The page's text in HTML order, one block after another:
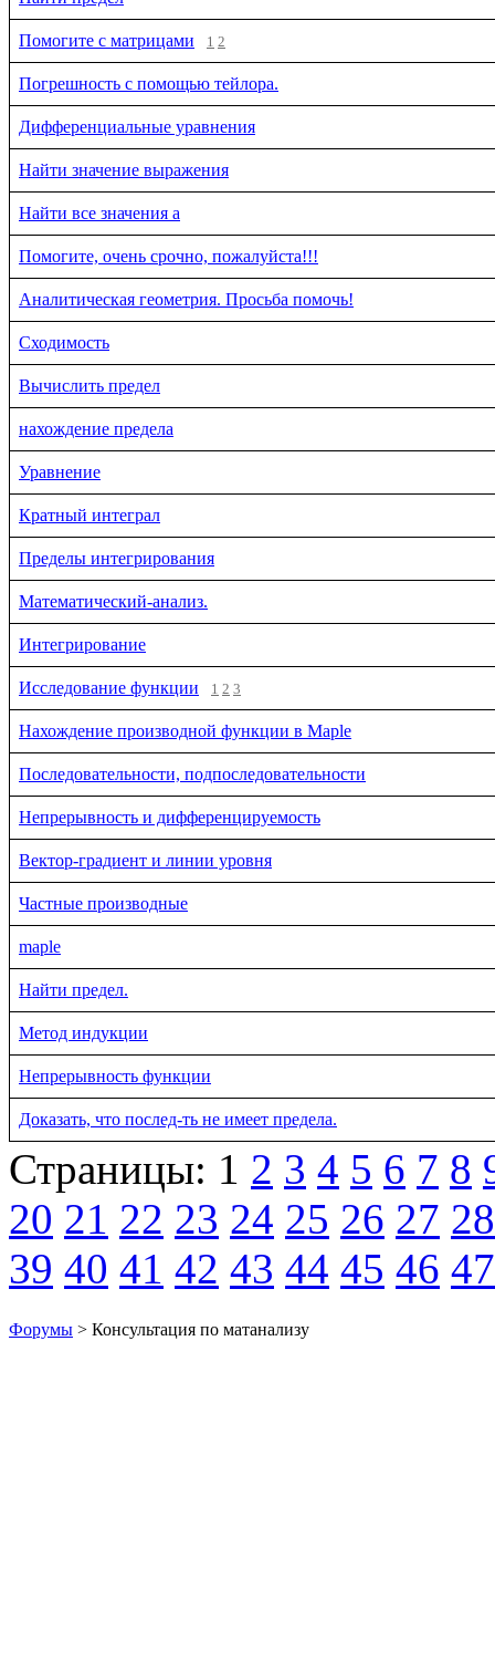
Помогите с матрицами 1 2
Погрешность с помощью тейлора.
Дифференциальные уравнения
Найти значение выражения
Найти все значения a
Помогите, очень срочно, пожалуйста!!!
Аналитическая геометрия. Просьба помочь!
Сходимость
Вычислить предел
нахождение предела
Уравнение
Кратный интеграл
Пределы интегрирования
Математический-анализ.
Интегрирование
Исследование функции 1 2 3
Нахождение производной функции в Maple
Последовательности, подпоследовательности
Непрерывность и дифференцируемость
Вектор-градиент и линии уровня
Частные производные
maple
Найти предел.
Метод индукции
Непрерывность функции
Доказать, что послед-ть не имеет предела.
Страницы: 1 2 3 4 5 6 7 8
20 21 22 23 24 25 26 27 28
39 40 41 42 43 44 45 46 47
Форумы > Консультация по матанализу